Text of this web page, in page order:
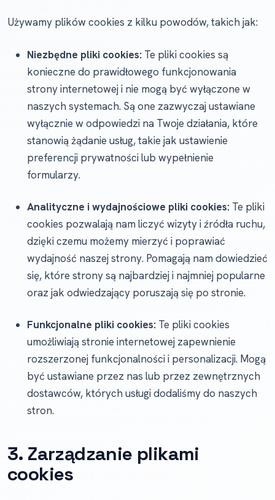
Używamy plików cookies z kilku powodów, takich jak:
Niezbędne pliki cookies: Te pliki cookies są
konieczne do prawidłowego funkcjonowania
strony internetowej i nie mogą być wyłączone w
naszych systemach. Są one zazwyczaj ustawiane
wyłącznie w odpowiedzi na Twoje działania, które
stanowią żądanie usług, takie jak ustawienie
preferencji prywatności lub wypełnienie
formularzy.
Analityczne i wydajnościowe pliki cookies: Te pliki
cookies pozwalają nam liczyć wizyty i źródła ruchu,
dzięki czemu możemy mierzyć i poprawiać
wydajność naszej strony. Pomagają nam dowiedzieć
się, które strony są najbardziej i najmniej popularne
oraz jak odwiedzający poruszają się po stronie.
Funkcjonalne pliki cookies: Te pliki cookies
umożliwiają stronie internetowej zapewnienie
rozszerzonej funkcjonalności i personalizacji. Mogą
być ustawiane przez nas lub przez zewnętrznych
dostawców, których usługi dodaliśmy do naszych
stron.
3. Zarządzanie plikami
cookies